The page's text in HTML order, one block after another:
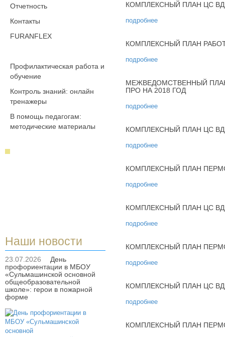
Отчетность
Контакты
FURANFLEX
Профилактическая работа и
обучение
Контроль знаний: онлайн
тренажеры
В помощь педагогам:
методические материалы
Наши новости
23.07.2026
День
профориентации в МБОУ
«Сульмашинской основной
общеобразовательной
школе»: герои в пожарной
форме
КОМПЛЕКСНЫЙ ПЛАН ЦС
подробнее
КОМПЛЕКСНЫЙ ПЛАН
подробнее
МЕЖВЕДОМСТВЕННЫЙ
ПРО НА 2018 ГОД
подробнее
КОМПЛЕКСНЫЙ ПЛАН ЦС
подробнее
КОМПЛЕКСНЫЙ ПЛАН
подробнее
КОМПЛЕКСНЫЙ ПЛАН ЦС
подробнее
КОМПЛЕКСНЫЙ ПЛАН
подробнее
КОМПЛЕКСНЫЙ ПЛАН ЦС
подробнее
КОМПЛЕКСНЫЙ ПЛАН